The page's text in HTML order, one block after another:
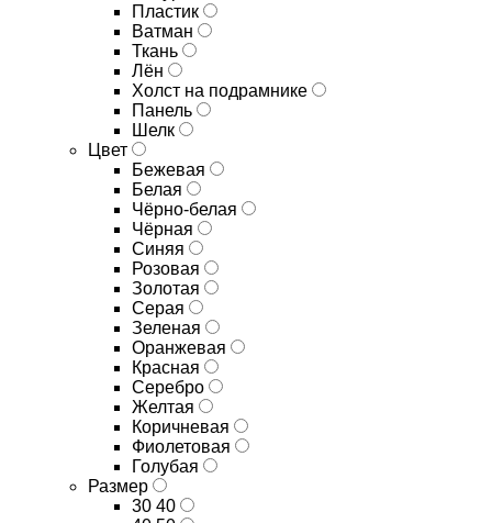
Пластик
Ватман
Ткань
Лён
Холст на подрамнике
Панель
Шелк
Цвет
Бежевая
Белая
Чёрно-белая
Чёрная
Синяя
Розовая
Золотая
Серая
Зеленая
Оранжевая
Красная
Серебро
Желтая
Коричневая
Фиолетовая
Голубая
Размер
30 40